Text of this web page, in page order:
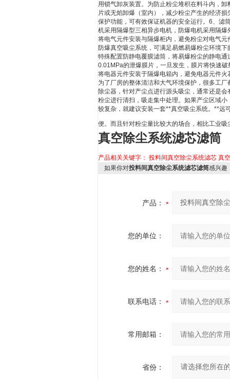
用锁气卸灰装置。为防止粉尘堆积在料斗内，
片或无焰卸爆（室内），减少粉尘产生的经济
保护功能，可有效保证机器的安全运行。6、滤
机采用隔爆型三相异步电机，防爆电机采用隔
将电气元件安装与隔爆柜内，避免粉尘对电气
防爆真空吸尘系统，可满足易燃易爆粉尘环境
特殊配置防静电覆膜滤筒，将易爆粉尘的静电
0.01MPa的泄爆膜片，一旦发生，膜片将快速
将电器元件安装于隔爆电箱内，避免电器元件
为了厂房的整体清洁和大气环境保护，很多工
除尘器，针对产尘点进行源头吸尘，通常还是
粉尘进行清扫，吸走集中处理。如果产尘区域
较复杂，就建议安装一套**真空吸尘系统。**远
便。而且针对粉尘量比较大的场合，相比工业
真空除尘系统滤芯滤筒
产品相关关键字： 投料间真空除尘系统滤芯 真
如果你对投料间真空除尘系统滤芯滤筒感兴趣
产品：
您的单位：
您的姓名：
联系电话：
常用邮箱：
省份：